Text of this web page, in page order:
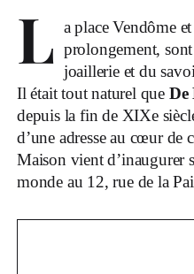
L a place Vendôme
prolongement,
joaillerie et du
Il était tout naturel que De
depuis la fin de XIXe
d’une adresse au cœur de
Maison vient d’inaugurer
monde au 12, rue de la